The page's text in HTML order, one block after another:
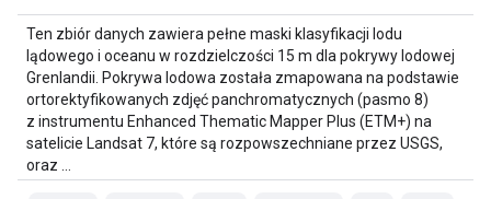
Ten zbiór danych zawiera pełne maski klasyfikacji lodu
lądowego i oceanu w rozdzielczości 15 m dla pokrywy lodowej
Grenlandii. Pokrywa lodowa została zmapowana na podstawie
ortorektyfikowanych zdjęć panchromatycznych (pasmo 8)
z instrumentu Enhanced Thematic Mapper Plus (ETM+) na
satelicie Landsat 7, które są rozpowszechniane przez USGS,
oraz …